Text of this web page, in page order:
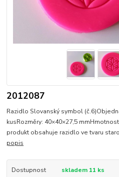
2012087
Razidlo Slovanský symbol
kusRozměry: 40×40×27,5
produkt obsahuje razidlo ve tvaru
popis
Dostupnost skladem 11 ks